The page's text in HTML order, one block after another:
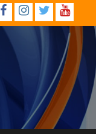
Facebook
Instagram
Twitter